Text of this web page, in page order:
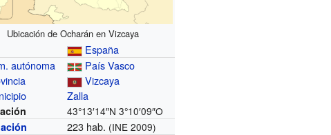
Ubicación de Ocharán en Vizcaya
España
autónoma
País Vasco
Vizcaya
Zalla
43°13′14″N 3°10′09″O
223 hab. (INE 2009)